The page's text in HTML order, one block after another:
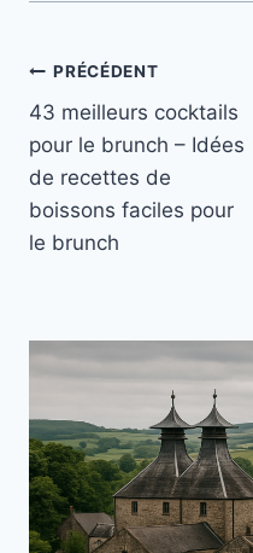
Navigation
de
l’article
PRÉCÉDENT
43 meilleurs cocktails
pour le brunch – Idées
de recettes de
boissons faciles pour
le brunch